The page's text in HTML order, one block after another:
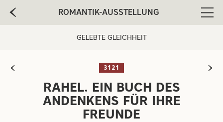
ROMANTIK-AUSSTELLUNG
GELEBTE GLEICHHEIT
3121
ARTIST:
RAHEL. EIN BUCH DES
ANDENKENS FÜR IHRE
FREUNDE